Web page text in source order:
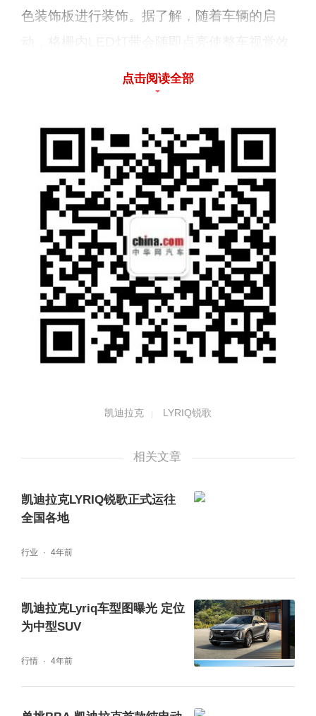
色装饰板进行装饰。据了解，随着车辆的启
面积较大，让整车看上去较为厚重；车尾分体
相呼应且运用纤细的LED灯带。配色上，LYRI
Q锐歌提供天际玄灰、星空鼎灰、深空韵黑、
极光暗蓝、夜光月白（特定色）、暮雨天青
（特定色）、朝阳绯红（特定色）。
点击阅读全部
凯迪拉克 LYRIQ锐歌
相关文章
凯迪拉克LYRIQ锐歌正式运往
全国各地
行业 4年前
凯迪拉克Lyriq车型图曝光 定位
为中型SUV
行情 4年前